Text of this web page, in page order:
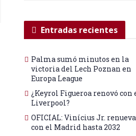
Entradas recientes
Palma sumó minutos en la
victoria del Lech Poznan en
Europa League
¿Keyrol Figueroa renovó con
Liverpool?
OFICIAL: Vinícius Jr. renueva
con el Madrid hasta 2032